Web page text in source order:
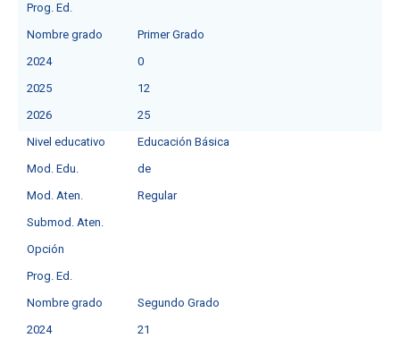
Prog. Ed.
Nombre grado
Primer Grado
2024
0
2025
12
2026
25
Nivel educativo
Educación Básica
Mod. Edu.
de
Mod. Aten.
Regular
Submod. Aten.
Opción
Prog. Ed.
Nombre grado
Segundo Grado
2024
21